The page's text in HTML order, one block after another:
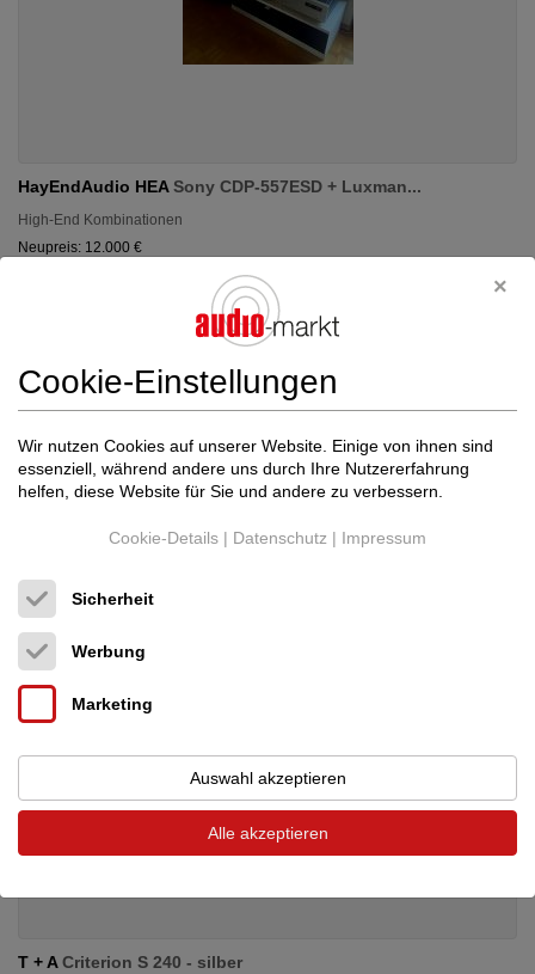
HayEndAudio HEASony CDP-557ESD + Luxman...
High-End Kombinationen
Neupreis: 12.000 €
Standlautsprecher im audio-markt (neu &
gebraucht)
T + ACriterion S 240 - silber
Cookie-Einstellungen
Wir nutzen Cookies auf unserer Website. Einige von ihnen sind
essenziell, während andere uns durch Ihre Nutzererfahrung
helfen, diese Website für Sie und andere zu verbessern.
Cookie-Details | Datenschutz | Impressum
Sicherheit
Werbung
Marketing
Auswahl akzeptieren
Alle akzeptieren